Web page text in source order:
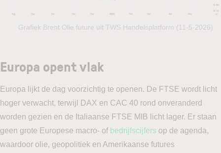
Grafiek Brent Olie future uit TWS Handelsplatform (11-5-2026)
Europa opent vlak
Europa lijkt de dag voorzichtig te openen. De FTSE wordt licht
hoger verwacht, terwijl DAX en CAC 40 rond onveranderd
worden gezien en de Italiaanse FTSE MIB licht lager. Er staan
geen grote Europese macro- of bedrijfscijfers op de agenda,
waardoor olie, geopolitiek en Amerikaanse futures